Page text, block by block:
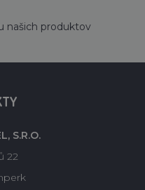
našich produktov
S.R.O.
22